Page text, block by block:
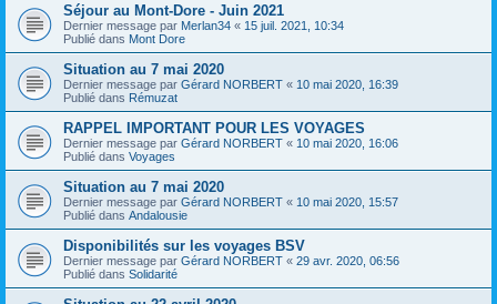
Séjour au Mont-Dore - Juin 2021
Dernier message par Merlan34 « 15 juil. 2021, 10:34
Publié dans Mont Dore
Situation au 7 mai 2020
Dernier message par Gérard NORBERT « 10 mai 2020, 16:39
Publié dans Rémuzat
RAPPEL IMPORTANT POUR LES VOYAGES
Dernier message par Gérard NORBERT « 10 mai 2020, 16:06
Publié dans Voyages
Situation au 7 mai 2020
Dernier message par Gérard NORBERT « 10 mai 2020, 15:57
Publié dans Andalousie
Disponibilités sur les voyages BSV
Dernier message par Gérard NORBERT « 29 avr. 2020, 06:56
Publié dans Solidarité